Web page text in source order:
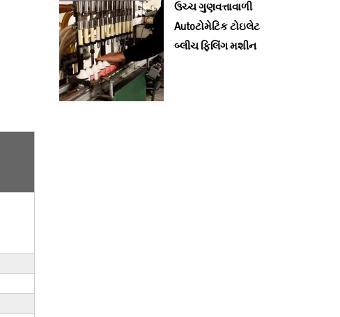
ઉચ્ચ ગુણવત્તાવાળી
Autoટોમેટિક ટોઇલેટ
બ્લીચ ફિલિંગ મશીન